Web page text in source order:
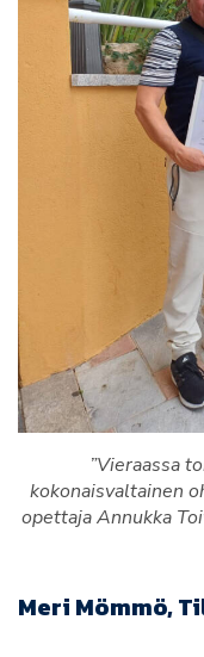
”Vieraassa
kokonaisvaltainen
opettaja Annukka
Meri Mömmö,